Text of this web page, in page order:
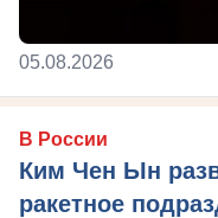
05.08.2026
В России
Ким Чен Ын
ракетное